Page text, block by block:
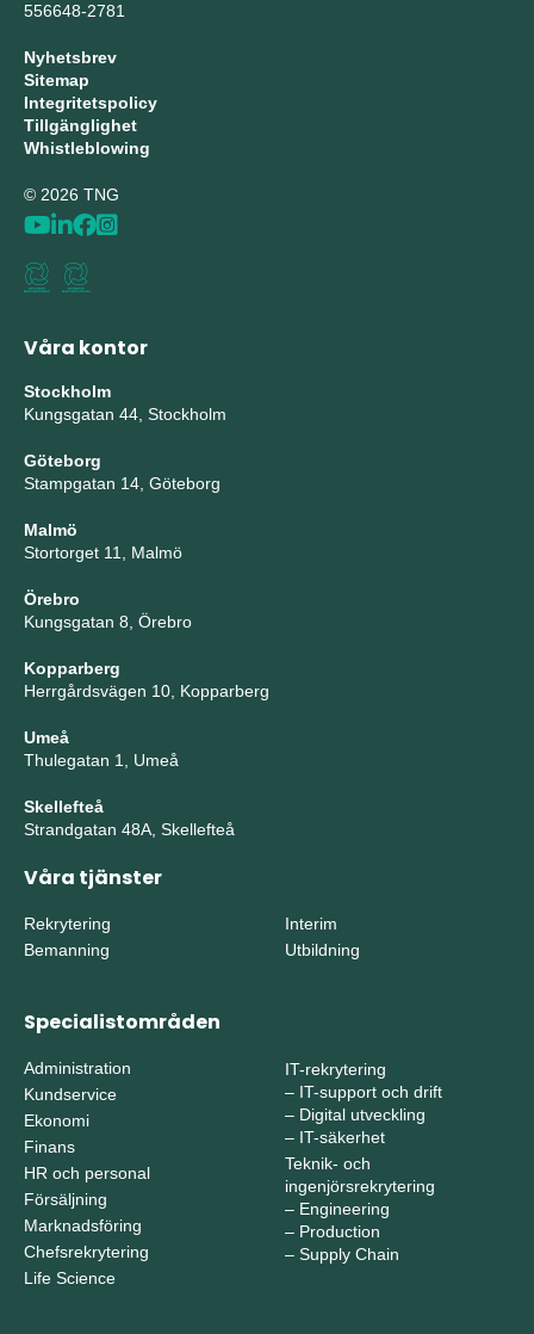
556648-2781
Nyhetsbrev
Sitemap
Integritetspolicy
Tillgänglighet
Whistleblowing
© 2026 TNG
Våra kontor
Stockholm
Kungsgatan 44, Stockholm
Göteborg
Stampgatan 14, Göteborg
Malmö
Stortorget 11, Malmö
Örebro
Kungsgatan 8, Örebro
Kopparberg
Herrgårdsvägen 10, Kopparberg
Umeå
Thulegatan 1, Umeå
Skellefteå
Strandgatan 48A, Skellefteå
Våra tjänster
Rekrytering
Bemanning
Interim
Utbildning
Specialistområden
Administration
Kundservice
Ekonomi
Finans
HR och personal
Försäljning
Marknadsföring
Chefsrekrytering
Life Science
IT-rekrytering
– IT-support och drift
– Digital utveckling
– IT-säkerhet
Teknik- och
ingenjörsrekrytering
– Engineering
– Production
– Supply Chain